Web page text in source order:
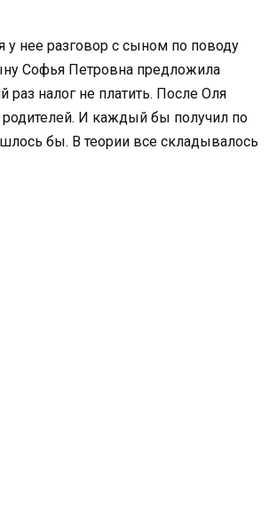
у нее разговор с сыном по поводу
Софья Петровна предложила
раз налог не платить. После Оля
родителей. И каждый бы получил по
бы. В теории все складывалось